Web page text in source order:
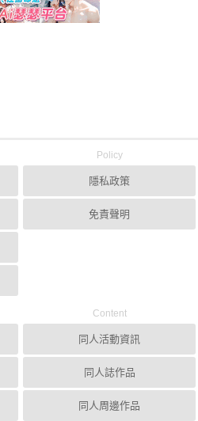
Policy
隱私政策
免責聲明
Content
同人活動資訊
同人誌作品
同人周邊作品